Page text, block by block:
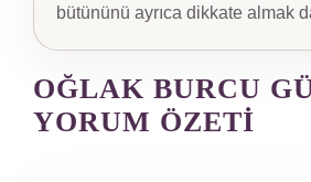
bütününü ayrıca dikkate almak
OĞLAK BURCU
YORUM ÖZETI